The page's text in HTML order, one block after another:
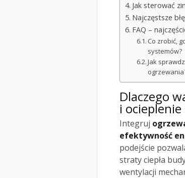
Jak sterować
Najczęstsze
FAQ –
Co zrobić,
systemów?
Jak
Dlaczego
i
Integruj
efektywność
podejście
straty ciepła
wentylacji